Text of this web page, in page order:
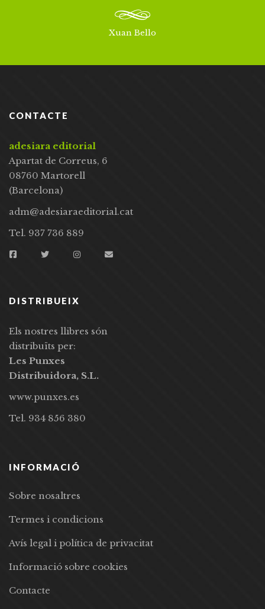
Xuan Bello
CONTACTE
adesiara editorial
Apartat de Correus, 6
08760 Martorell
(Barcelona)
adm@adesiaraeditorial.cat
Tel. 937 736 889
DISTRIBUEIX
Els nostres llibres són
distribuïts per:
Les Punxes
Distribuidora, S.L.
www.punxes.es
Tel. 934 856 380
INFORMACIÓ
Sobre nosaltres
Termes i condicions
Avís legal i política de privacitat
Informació sobre cookies
Contacte